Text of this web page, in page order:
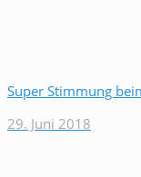
Super Stimmung
29. Juni 2018